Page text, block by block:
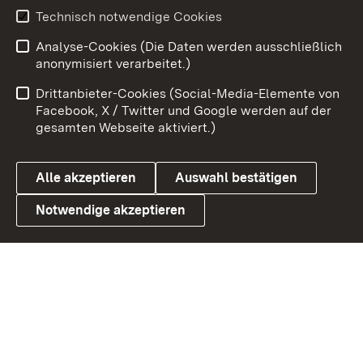
Youtube
Link zum Landesportal
Benutzungshinweise
Barrierefreiheit
Datenschutz
Cookies
Technisch notwendige Cookies
Analyse-Cookies (Die Daten werden ausschließlich
anonymisiert verarbeitet.)
Drittanbieter-Cookies (Social-Media-Elemente von
Facebook, X / Twitter und Google werden auf der
gesamten Webseite aktiviert.)
Alle akzeptieren Auswahl bestätigen
Notwendige akzeptieren